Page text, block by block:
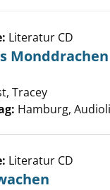
Der Flug des
Literatur CD
Monddrachen
Tracey
Hamburg,
Literatur CD